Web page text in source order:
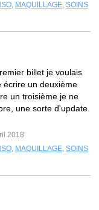
, MAQUILLAGE, SOINS
billet je voulais
écrire un deuxième
un troisième je ne
une sorte d'update.
2018
, MAQUILLAGE, SOINS